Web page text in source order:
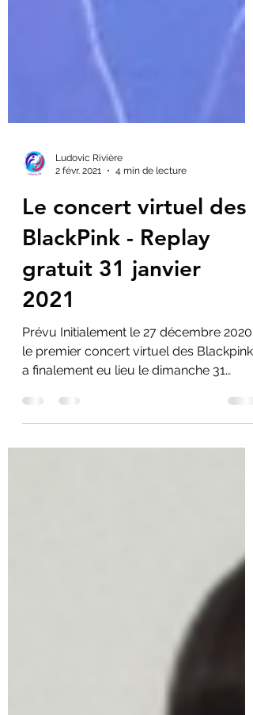
2 févr. 2021
4 min de lecture
Le concert virtuel des
BlackPink - Replay
gratuit 31 janvier
2021
Prévu Initialement le 27 décembre 2020,
a finalement eu lieu le dimanche 31
janvier 2021 sur...